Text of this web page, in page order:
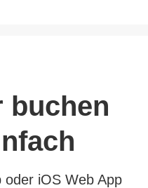
buchen
oder iOS Web App